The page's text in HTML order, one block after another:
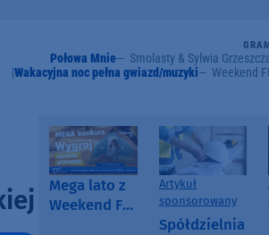
Połowa Mnie
Smolasty & Sylwia
Wakacyjna noc pełna gwiazd/muzyki
Weekend
Mega lato z
Weekend FM
Artykuł
sponsorowany
Spółdzielnia